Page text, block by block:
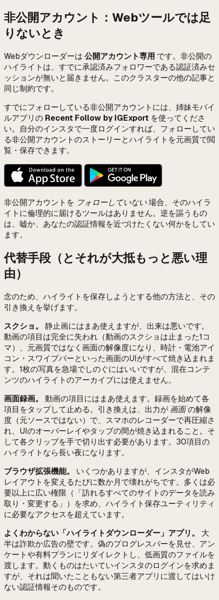
非公開アカウント：Webツールでは足
りないとき
Webダウンローダーは 公開アカウント専用 です。非公開の
ハイライトは、すでに承認済みフォロワーである認証済みセ
ッションが無いと届きません。このクラスターの他の記事と
同じ制約です。
すでにフォローしている非公開アカウントには、姉妹モバイ
ルアプリの Recent Follow by IGExport を使ってくださ
い。自分のインスタで一度ログインすれば、フォローしてい
る非公開アカウントのストーリーとハイライトを元画質で閲
覧・保存できます。
非公開アカウントを フォローしていない場合、そのハイラ
イトに倫理的に届けるツールはありません。逆を謳うもの
は、嘘か、あなたの認証情報を近づけたくない何かをしてい
ます。
代替手段（とそれが大抵もっと悪い理
由）
念のため、ハイライトを保存しようとする他の方法と、その
引き換えを挙げます。
スクショ。
静止画にはまあ使えますが、出来は悪いです。
動画の項目は完全に失われ（動画のスクショは止まった1コ
マ）、元画質ではなく画面の解像度になり、時計・電池アイ
コン・スワイプバーといった画面のUIがすべて焼き込まれま
す。1枚の写真を急場でしのぐにはいいですが、混在コンテ
ンツのハイライトのアーカイブには使えません。
画面録画。
動画の項目にはまあ使えます。録画を始めて各
項目をタップして止める。引き換えは、出力が 画面の解像
度（元ソースではない）で、スマホのレコーダーで再圧縮さ
れ、UIのオーバーレイやタップの間が焼き込まれること。そ
して各クリップを手で切り出す必要があります。30項目の
ハイライトなら長い夜になります。
ブラウザ拡張機能。
いくつかありますが、インスタがWeb
レイアウトを変えるたびに数か月で壊れがちです。多くは必
要以上に広い権限（「訪れるすべてのサイトのデータを読み
取り・変更する」）を求め、ハイライト保存ユーティリティ
に必要なアクセスを超えています。
よくわからない「ハイライトダウンローダー」アプリ。
大
半は詐欺か広告の壁です。偽のプログレスバーを見せ、アン
ケートや有料プランにリダイレクトし、低画質のファイルを
渡します。動くものはたいていインスタのログインを求めま
すが、それは聞いたこともない第三者アプリに渡してはいけ
ない認証情報そのものです。